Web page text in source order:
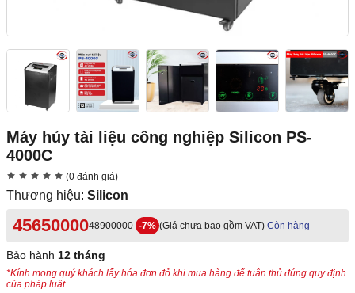
Máy hủy tài liệu công nghiệp Silicon PS-
4000C
(0 đánh giá)
Thương hiệu: Silicon
4565000048900000 -7% (Giá chưa bao gồm VAT) Còn hàng
Bảo hành 12 tháng
*Kính mong quý khách lấy hóa đơn đỏ khi mua hàng để tuân thủ đúng quy định
của pháp luật.